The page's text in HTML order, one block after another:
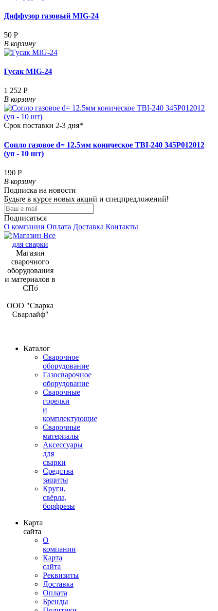
Диффузор газовый MIG-24
50 Р
В корзину
Гусак MIG-24
1 252 Р
В корзину
Срок поставки 2-3 дня*
Сопло газовое d= 12.5мм коническое TBI-240 345P012012
(уп - 10 шт)
190 Р
В корзину
Подписка на новости
Будьте в курсе новых акций и спецпредложений!
Подписаться
О компании Оплата Доставка Контакты
Магазин
сварочного
оборудования
и материалов в
СПб
ООО "Сварка
Сварлайф"
Каталог
Сварочное
оборудование
Газосварочное
оборудование
Сварочные
горелки
и
комплектующие
Сварочные
материалы
Аксессуары
для
сварки
Средства
защиты
Круги,
свёрла,
борфрезы
Карта
сайта
О
компании
Карта
сайта
Реквизиты
Доставка
Оплата
Бренды